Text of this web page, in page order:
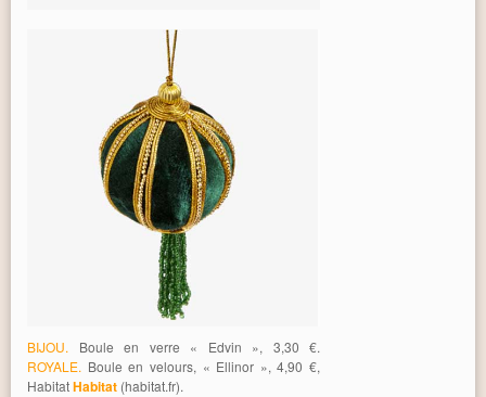
BIJOU. Boule en verre « Edvin », 3,30 €.
ROYALE. Boule en velours, « Ellinor », 4,90 €,
HabitatHabitat (habitat.fr).